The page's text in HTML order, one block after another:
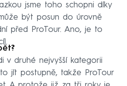
jsme toho schopni díky
být posun do úrovně
před ProTour. Ano, je to
v druhé nejvyšší kategorii
to jít postupně, takže ProTour